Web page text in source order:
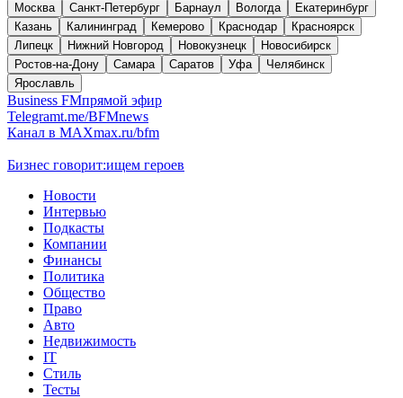
Москва Санкт-Петербург Барнаул Вологда
Екатеринбург
Казань
Калининград Кемерово Краснодар
Красноярск
Липецк
Нижний Новгород Новокузнецк
Новосибирск
Ростов-на-Дону
Самара Саратов Уфа
Челябинск
Ярославль
Business FMпрямой эфир
Telegramt.me/BFMnews
Канал в MAXmax.ru/bfm
Бизнес говорит:ищем героев
Новости
Интервью
Подкасты
Компании
Финансы
Политика
Общество
Право
Авто
Недвижимость
IT
Стиль
Тесты